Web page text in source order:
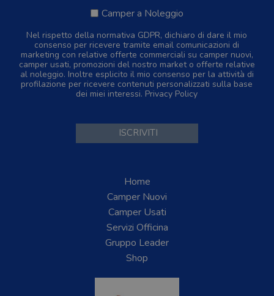
Camper a Noleggio
Nel rispetto della normativa GDPR, dichiaro di dare il mio
consenso per ricevere tramite email comunicazioni di
marketing con relative offerte commerciali su camper nuovi,
camper usati, promozioni del nostro market o offerte relative
al noleggio. Inoltre esplicito il mio consenso per la attività di
profilazione per ricevere contenuti personalizzati sulla base
dei miei interessi. Privacy Policy
Home
Camper Nuovi
Camper Usati
Servizi Officina
Gruppo Leader
Shop